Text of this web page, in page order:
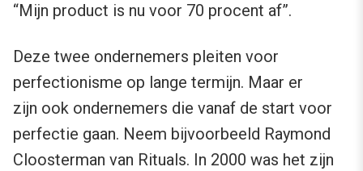
“Mijn product is nu voor 70 procent af”.
Deze twee ondernemers pleiten voor
perfectionisme op lange termijn. Maar er
zijn ook ondernemers die vanaf de start voor
perfectie gaan. Neem bijvoorbeeld Raymond
Cloosterman van Rituals. In 2000 was het zijn